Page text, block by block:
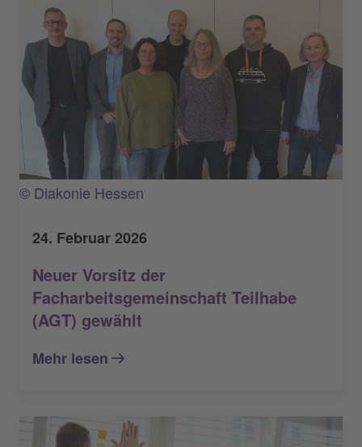
© Diakonie Hessen
24. Februar 2026
Neuer Vorsitz der
Facharbeitsgemeinschaft Teilhabe
(AGT) gewählt
Mehr lesen